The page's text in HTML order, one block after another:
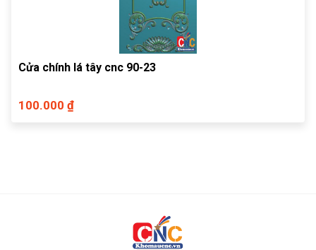
Cửa chính lá tây cnc 90-23
100.000 ₫